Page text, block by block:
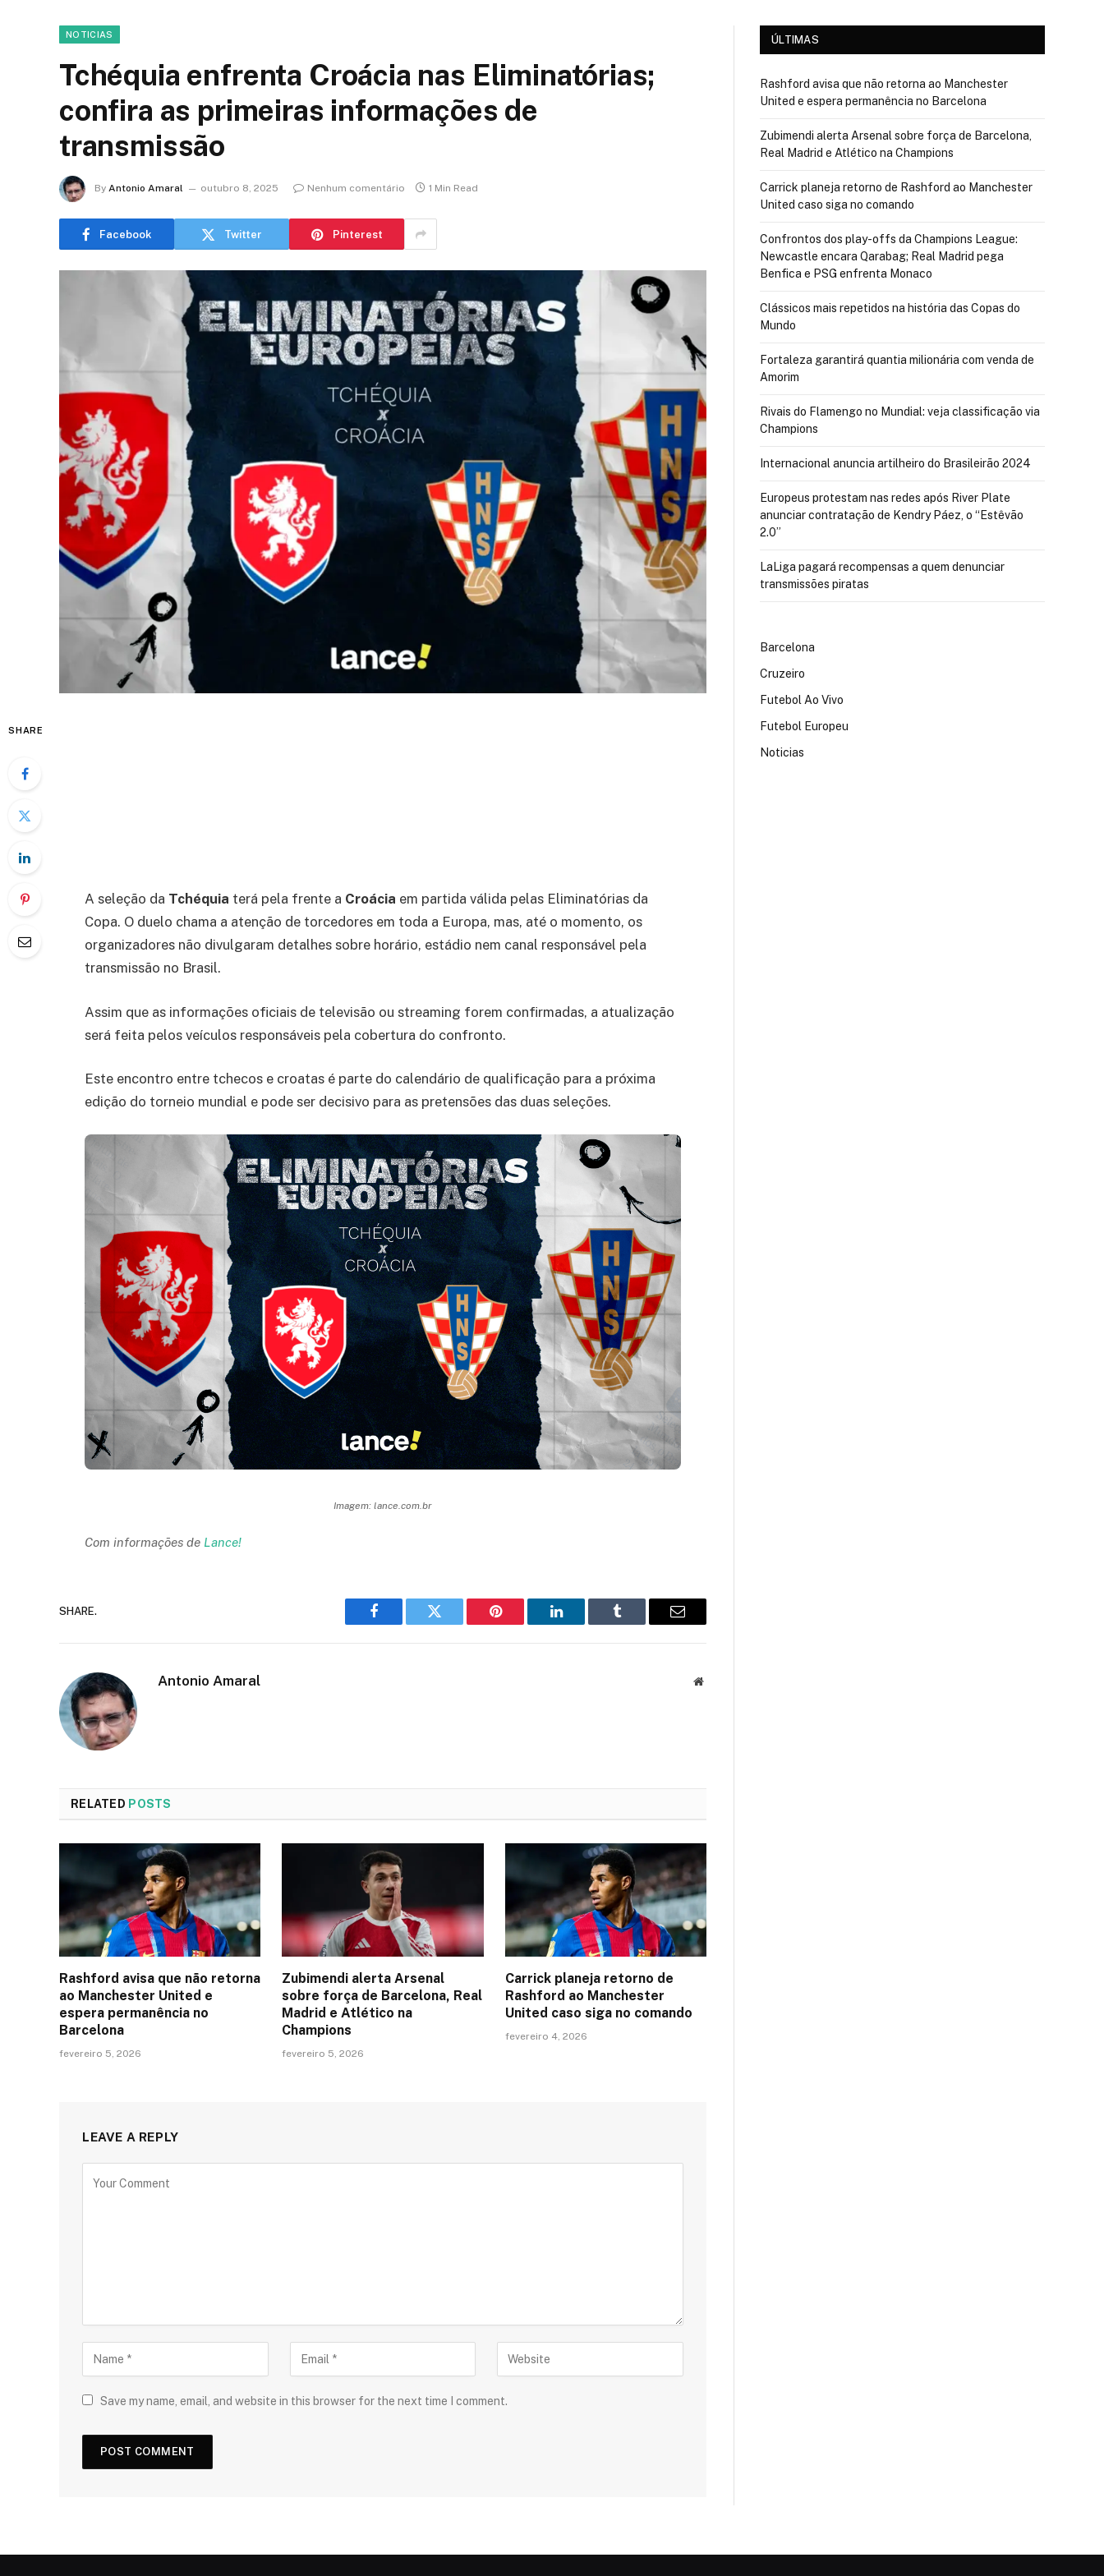
NOTICIAS
Tchéquia enfrenta Croácia nas Eliminatórias;
confira as primeiras informações de
transmissão
By Antonio Amaral outubro 8, 2025 Nenhum comentário 1 Min Read
Facebook Twitter Pinterest
SHARE
A seleção da Tchéquia terá pela frente a Croácia em partida válida pelas Eliminatórias da
Copa. O duelo chama a atenção de torcedores em toda a Europa, mas, até o momento, os
organizadores não divulgaram detalhes sobre horário, estádio nem canal responsável pela
transmissão no Brasil.
Assim que as informações oficiais de televisão ou streaming forem confirmadas, a atualização
será feita pelos veículos responsáveis pela cobertura do confronto.
Este encontro entre tchecos e croatas é parte do calendário de qualificação para a próxima
edição do torneio mundial e pode ser decisivo para as pretensões das duas seleções.
Imagem: lance.com.br
Com informações de Lance!
SHARE.
Facebook Twitter Pinterest LinkedIn Tumblr Email
Antonio Amaral Website
RELATED POSTS
Rashford avisa que não retorna
ao Manchester United e
espera permanência no
Barcelona
fevereiro 5, 2026
Zubimendi alerta Arsenal
sobre força de Barcelona, Real
Madrid e Atlético na
Champions
fevereiro 5, 2026
Carrick planeja retorno de
Rashford ao Manchester
United caso siga no comando
fevereiro 4, 2026
LEAVE A REPLY
Save my name, email, and website in this browser for the next time I comment.
ÚLTIMAS
Rashford avisa que não retorna ao Manchester
United e espera permanência no Barcelona
Zubimendi alerta Arsenal sobre força de Barcelona,
Real Madrid e Atlético na Champions
Carrick planeja retorno de Rashford ao Manchester
United caso siga no comando
Confrontos dos play-offs da Champions League:
Newcastle encara Qarabag; Real Madrid pega
Benfica e PSG enfrenta Monaco
Clássicos mais repetidos na história das Copas do
Mundo
Fortaleza garantirá quantia milionária com venda de
Amorim
Rivais do Flamengo no Mundial: veja classificação via
Champions
Internacional anuncia artilheiro do Brasileirão 2024
Europeus protestam nas redes após River Plate
anunciar contratação de Kendry Páez, o “Estêvão
2.0”
LaLiga pagará recompensas a quem denunciar
transmissões piratas
Barcelona
Cruzeiro
Futebol Ao Vivo
Futebol Europeu
Noticias